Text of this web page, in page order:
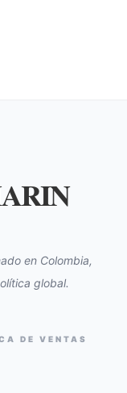
en Colombia,
global.
DE VENTAS